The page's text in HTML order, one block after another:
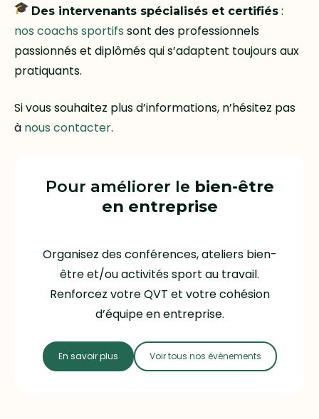
Des intervenants spécialisés et certifiés :
nos coachs sportifs sont des professionnels
passionnés et diplômés qui s’adaptent toujours aux
pratiquants.
Si vous souhaitez plus d’informations, n’hésitez pas
à nous contacter.
Pour améliorer le bien-être
en entreprise
Organisez des conférences, ateliers bien-
être et/ou activités sport au travail.
Renforcez votre QVT et votre cohésion
d’équipe en entreprise.
En savoir plus Voir tous nos évènements